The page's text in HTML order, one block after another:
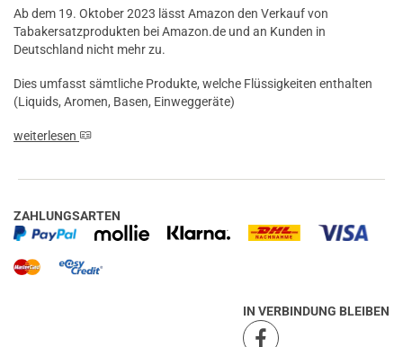
Ab dem 19. Oktober 2023 lässt Amazon den Verkauf von
Tabakersatzprodukten bei Amazon.de und an Kunden in
Deutschland nicht mehr zu.
Dies umfasst sämtliche Produkte, welche Flüssigkeiten enthalten
(Liquids, Aromen, Basen, Einweggeräte)
weiterlesen
ZAHLUNGSARTEN
IN VERBINDUNG BLEIBEN